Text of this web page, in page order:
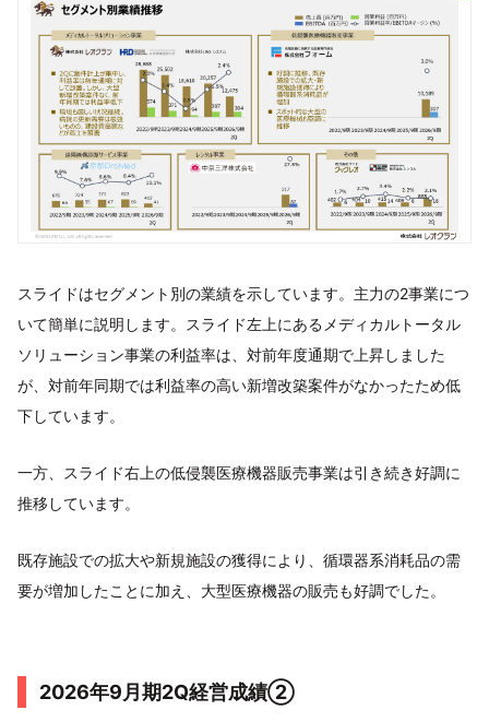
スライドはセグメント別の業績を示しています。主力の2事業につ
いて簡単に説明します。スライド左上にあるメディカルトータル
ソリューション事業の利益率は、対前年度通期で上昇しました
が、対前年同期では利益率の高い新増改築案件がなかったため低
下しています。
一方、スライド右上の低侵襲医療機器販売事業は引き続き好調に
推移しています。
既存施設での拡大や新規施設の獲得により、循環器系消耗品の需
要が増加したことに加え、大型医療機器の販売も好調でした。
2026年9月期2Q経営成績②